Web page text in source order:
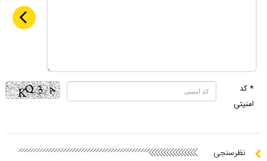
* کد
امنیتی
نظرسنجی